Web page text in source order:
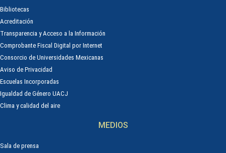
Bibliotecas
Acreditación
Transparencia y Acceso a la Información
Comprobante Fiscal Digital por Internet
Consorcio de Universidades Mexicanas
Aviso de Privacidad
Escuelas Incorporadas
Igualdad de Género UACJ
Clima y calidad del aire
MEDIOS
Sala de prensa